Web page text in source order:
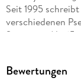
Seit 1995
verschiedenen
Seminare. Als
Leidenschaft für
Bewertungen